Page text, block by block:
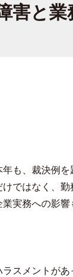
害と
も、裁決例
ではなく、
実務への影
スメントが